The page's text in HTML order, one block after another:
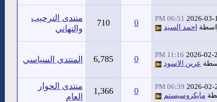
2026-03-
06:51 PM
احمد السيد 0
710
منتدى الترحيب
والتهاني
2026-02-
11:16 PM
عرين الاسود 0
6,785 المنتدى السياسي
2026-02-
06:39 PM
مايكروسيستم 0
1,366
منتدى الحوار
العام